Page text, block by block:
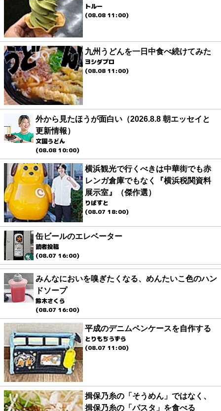
トルー
(08.08 11:00)
九州うどんを一日中食べ続けてみた
ヨシダプロ
(08.08 11:00)
外から見たほうが面白い（2026.8.8 朝エッセイと
更新情報）
文園うどん
(08.08 10:00)
横浜観光で行くべきは中華街でも赤
レンガ倉庫でもなく『横浜税関資料
展示室』（傑作選）
りばすと
(08.07 18:00)
缶ビールのエレベーター
読者投稿
(08.07 16:00)
みんなにおいを嗅ぎたくなる、めんたいこ色のハン
ドソープ
鈴木さくら
(08.07 16:00)
平成のデニムペンケースを自作する
とりもちうずら
(08.07 11:00)
揖保乃糸の「そうめん」ではなく、
揖保乃糸の「パスタ」を食べる